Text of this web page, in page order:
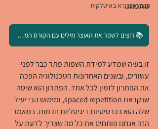
הבנת הנקרא באיטלקית
מתפוגג.
📚 רוצים לשפר את האוצר מילים עם הקורס המקיף שלנו? לחצו לפרטים
זו בעיה שמדע למידת השפות פתר כבר לפני
עשורים, ובשנים האחרונות הטכנולוגיה הפכה
את הפתרון לזמין לכל אחד. הפתרון הוא שיטה
שנקראת spaced repetition, ומימוש הכי יעיל
שלה הוא בכרטיסיות דיגיטליות חכמות. במאמר
הזה אנחנו פותחים את כל מה שצריך לדעת על